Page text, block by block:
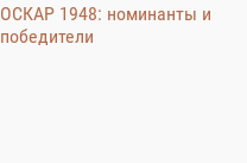
ОСКАР 1948: номинанты и
победители